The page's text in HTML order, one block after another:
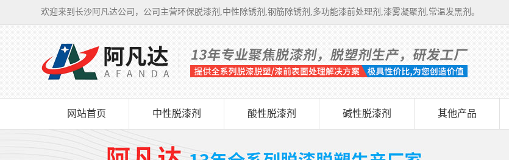
欢迎来到长沙阿凡达公司，公司主营环保脱漆剂,中性除锈剂,钢筋除锈剂,多功能漆前处理剂,漆雾凝聚剂,常温发黑剂。
网站首页 中性脱漆剂 酸性脱漆剂 碱性脱漆剂 其他产品